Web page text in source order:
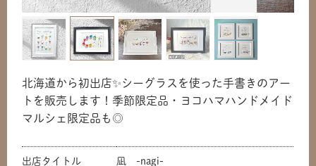
北海道から初出店✨シーグラスを使った手書きのアー
トを販売します！季節限定品・ヨコハマハンドメイド
マルシェ限定品も◎
出店タイトル 凪 -nagi-